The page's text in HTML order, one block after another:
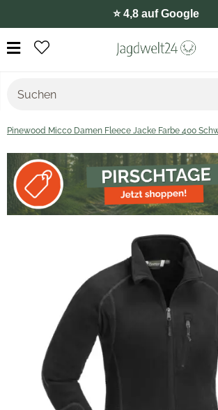
⭐️ 4,8 auf Google
Pinewood Micco Damen Fleece Jacke Farbe 400